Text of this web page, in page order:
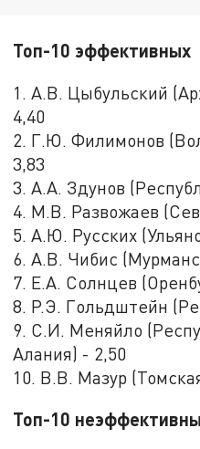
Топ-10 эффективных
1. А.В. Цыбульский
4,40
2. Г.Ю. Филимонов
3,83
3. А.А. Здунов
4. М.В. Развожаев
5. А.Ю. Русских
6. А.В. Чибис
7. Е.А. Солнцев
8. Р.Э. Гольдштейн
9. С.И. Меняйло
Алания) - 2,50
10. В.В. Мазур
Топ-10